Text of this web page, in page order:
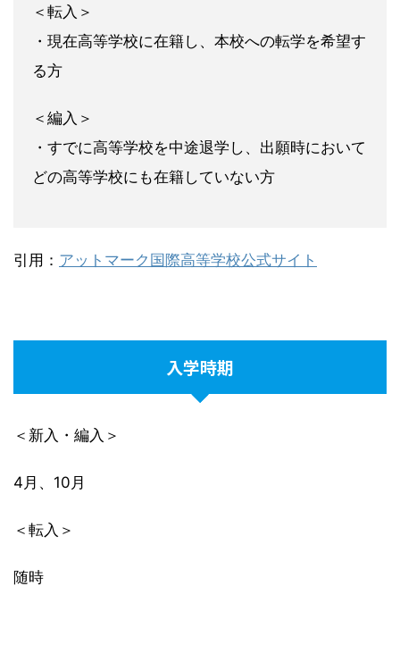
＜転入＞
・現在高等学校に在籍し、本校への転学を希望す
る方
＜編入＞
・すでに高等学校を中途退学し、出願時において
どの高等学校にも在籍していない方
引用： アットマーク国際高等学校公式サイト
入学時期
＜新入・編入＞
4月、10月
＜転入＞
随時